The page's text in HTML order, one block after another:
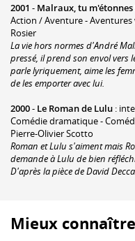
2001 - Malraux, tu m'étonnes
Action / Aventure - Aventures
Rosier
La vie hors normes d'André
pressé, il prend son envol vers
parle lyriquement, aime les
de les emporter avec lui.
2000- Le Roman de Lulu :
Comédie dramatique -
Pierre-Olivier Scotto
Roman et Lulu s'aiment mais
demande à Lulu de bien
D'après la pièce de David
Mieux